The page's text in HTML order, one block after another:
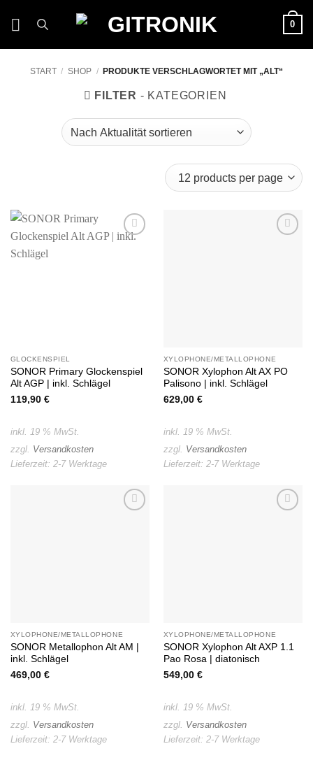
0
START / SHOP / PRODUKTE VERSCHLAGWORTET MIT „ALT“
FILTER
GLOCKENSPIEL
SONOR Primary Glockenspiel
Alt AGP | inkl. Schlägel
119,90 €
inkl. 19 % MwSt.
zzgl. Versandkosten
Lieferzeit: 2-7 Werktage
XYLOPHONE/METALLOPHONE
SONOR Xylophon Alt AX PO
Palisono | inkl. Schlägel
629,00 €
inkl. 19 % MwSt.
zzgl. Versandkosten
Lieferzeit: 2-7 Werktage
XYLOPHONE/METALLOPHONE
SONOR Metallophon Alt AM |
inkl. Schlägel
469,00 €
inkl. 19 % MwSt.
zzgl. Versandkosten
Lieferzeit: 2-7 Werktage
XYLOPHONE/METALLOPHONE
SONOR Xylophon Alt AXP 1.1
Pao Rosa | diatonisch
549,00 €
inkl. 19 % MwSt.
zzgl. Versandkosten
Lieferzeit: 2-7 Werktage